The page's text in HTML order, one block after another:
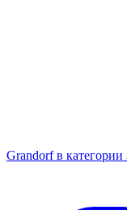
Grandorf в